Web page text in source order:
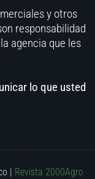
y otros
responsabilidad
agencia que les
lo que usted
Revista 2000Agro